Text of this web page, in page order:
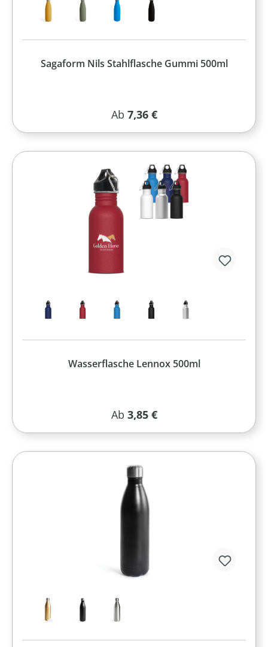
Sagaform Nils Stahlflasche Gummi 500ml
Regulärer Preis:
Ab 7,36 €
Wasserflasche Lennox 500ml
Regulärer Preis:
Ab 3,85 €